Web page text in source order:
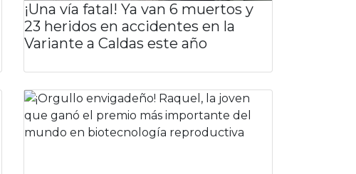
¡Una vía fatal! Ya van 6 muertos y
23 heridos en accidentes en la
Variante a Caldas este año